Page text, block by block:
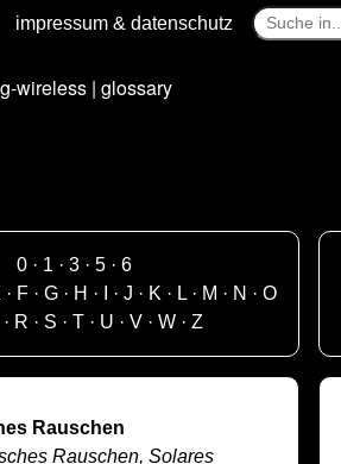
impressum & datenschutz
wireless | glossary
0 · 1 ·3 ·5 ·6
· F· G· H · · J · K · L· M · N · O
· R · S ·T · U ·V ·W ·Z
Rauschen
Rauschen, Solares